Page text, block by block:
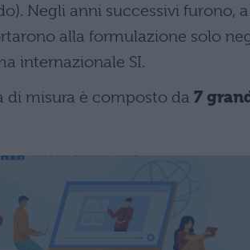
Negli anni successivi furono,
alla formulazione solo
internazionale SI.
di misura è composto da 7